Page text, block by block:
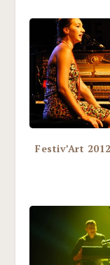
Festiv’Art